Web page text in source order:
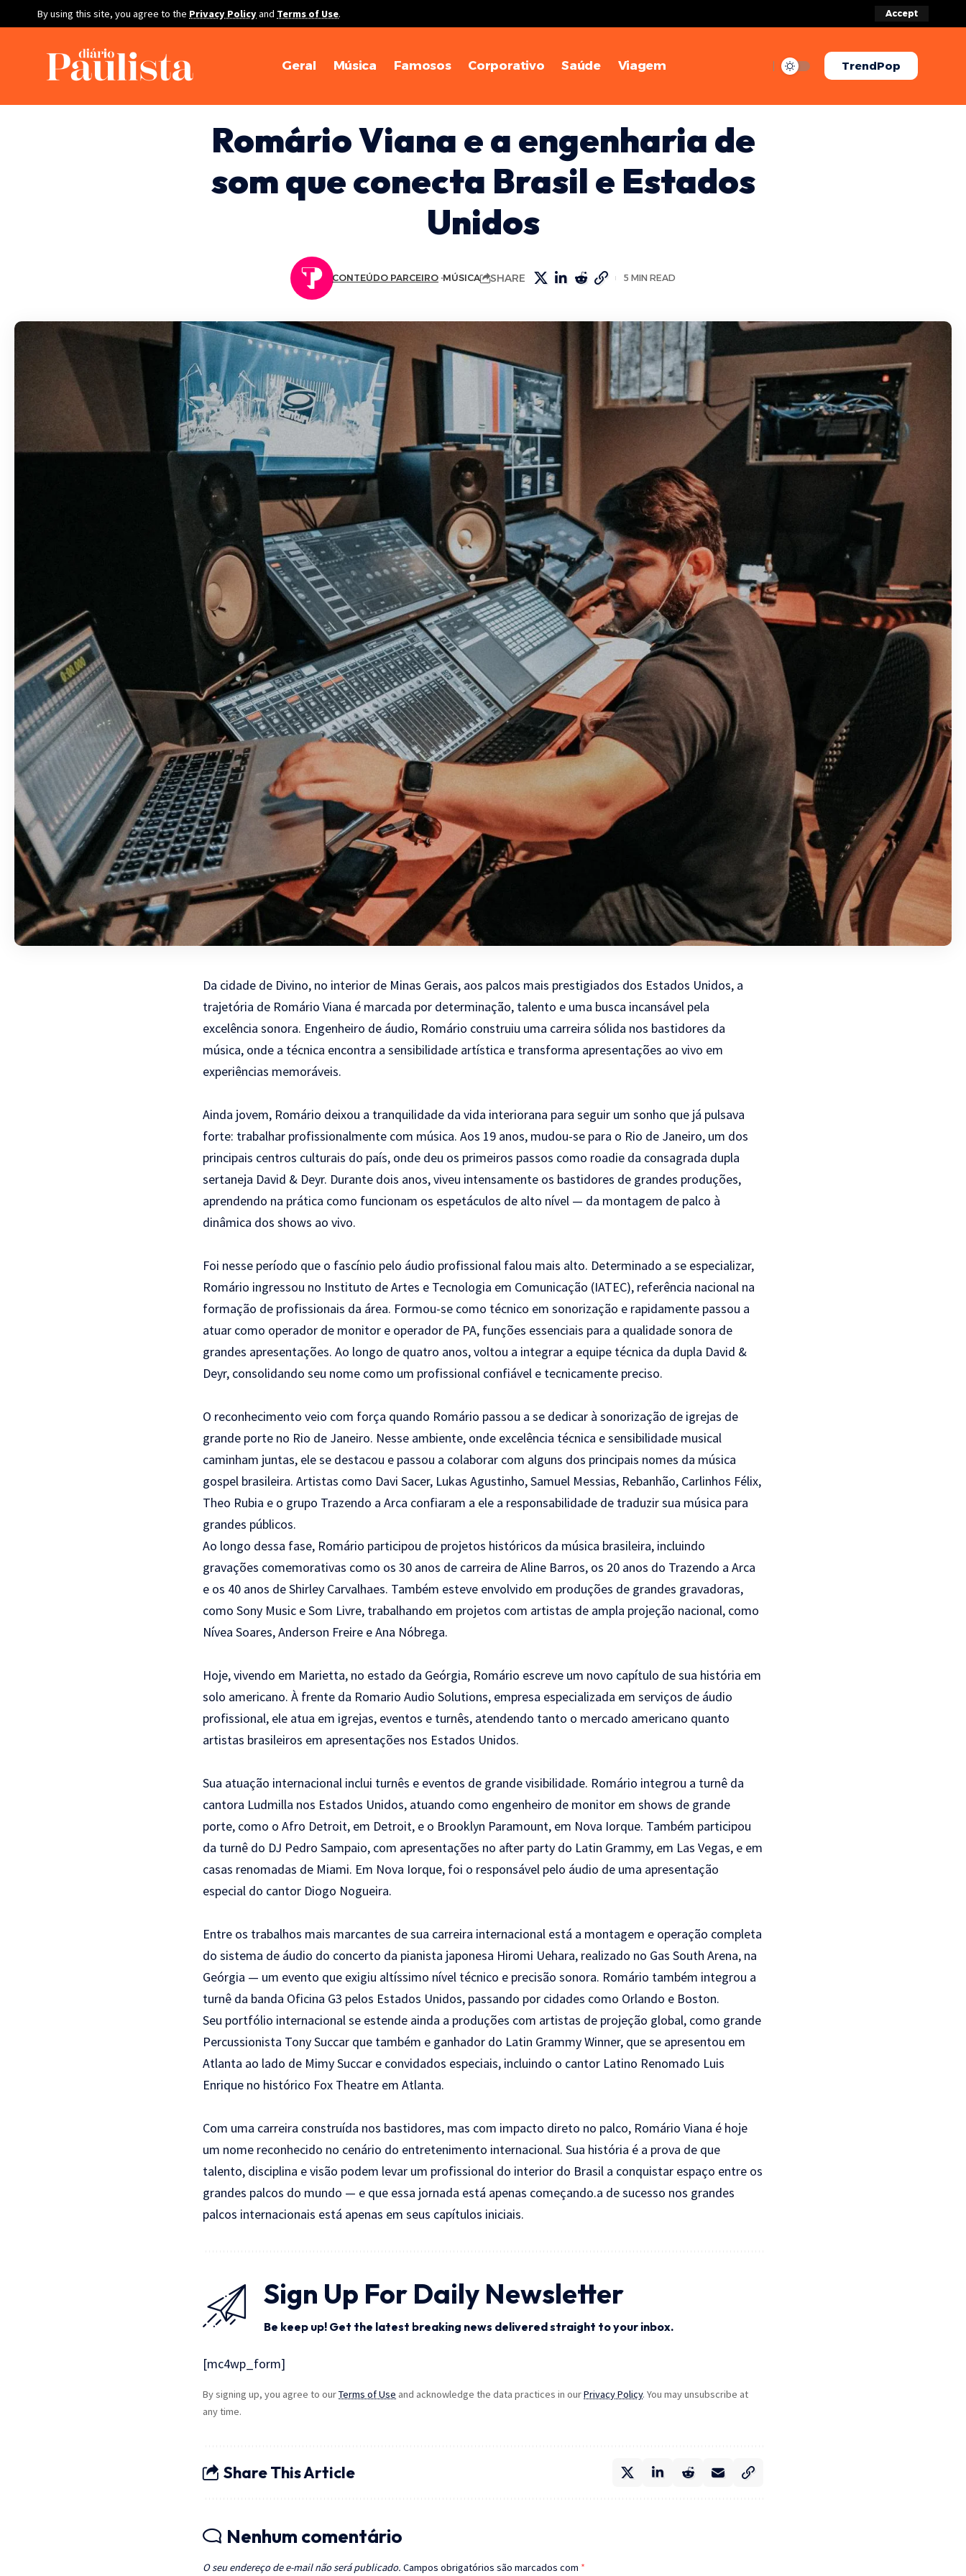
By using this site, you agree to the Privacy Policyand Terms of Use. Accept
Geral Música Famosos Corporativo Saúde Viagem TrendPop
Romário Viana e a engenharia de
som que conecta Brasil e Estados
Unidos
CONTEÚDO PARCEIRO MÚSICA SHARE 5 MIN READ
Da cidade de Divino, no interior de Minas Gerais, aos palcos mais prestigiados dos Estados Unidos, a
trajetória de Romário Viana é marcada por determinação, talento e uma busca incansável pela
excelência sonora. Engenheiro de áudio, Romário construiu uma carreira sólida nos bastidores da
música, onde a técnica encontra a sensibilidade artística e transforma apresentações ao vivo em
experiências memoráveis.
Ainda jovem, Romário deixou a tranquilidade da vida interiorana para seguir um sonho que já pulsava
forte: trabalhar profissionalmente com música. Aos 19 anos, mudou-se para o Rio de Janeiro, um dos
principais centros culturais do país, onde deu os primeiros passos como roadie da consagrada dupla
sertaneja David & Deyr. Durante dois anos, viveu intensamente os bastidores de grandes produções,
aprendendo na prática como funcionam os espetáculos de alto nível — da montagem de palco à
dinâmica dos shows ao vivo.
Foi nesse período que o fascínio pelo áudio profissional falou mais alto. Determinado a se especializar,
Romário ingressou no Instituto de Artes e Tecnologia em Comunicação (IATEC), referência nacional na
formação de profissionais da área. Formou-se como técnico em sonorização e rapidamente passou a
atuar como operador de monitor e operador de PA, funções essenciais para a qualidade sonora de
grandes apresentações. Ao longo de quatro anos, voltou a integrar a equipe técnica da dupla David &
Deyr, consolidando seu nome como um profissional confiável e tecnicamente preciso.
O reconhecimento veio com força quando Romário passou a se dedicar à sonorização de igrejas de
grande porte no Rio de Janeiro. Nesse ambiente, onde excelência técnica e sensibilidade musical
caminham juntas, ele se destacou e passou a colaborar com alguns dos principais nomes da música
gospel brasileira. Artistas como Davi Sacer, Lukas Agustinho, Samuel Messias, Rebanhão, Carlinhos Félix,
Theo Rubia e o grupo Trazendo a Arca confiaram a ele a responsabilidade de traduzir sua música para
grandes públicos.
Ao longo dessa fase, Romário participou de projetos históricos da música brasileira, incluindo
gravações comemorativas como os 30 anos de carreira de Aline Barros, os 20 anos do Trazendo a Arca
e os 40 anos de Shirley Carvalhaes. Também esteve envolvido em produções de grandes gravadoras,
como Sony Music e Som Livre, trabalhando em projetos com artistas de ampla projeção nacional, como
Nívea Soares, Anderson Freire e Ana Nóbrega.
Hoje, vivendo em Marietta, no estado da Geórgia, Romário escreve um novo capítulo de sua história em
solo americano. À frente da Romario Audio Solutions, empresa especializada em serviços de áudio
profissional, ele atua em igrejas, eventos e turnês, atendendo tanto o mercado americano quanto
artistas brasileiros em apresentações nos Estados Unidos.
Sua atuação internacional inclui turnês e eventos de grande visibilidade. Romário integrou a turnê da
cantora Ludmilla nos Estados Unidos, atuando como engenheiro de monitor em shows de grande
porte, como o Afro Detroit, em Detroit, e o Brooklyn Paramount, em Nova Iorque. Também participou
da turnê do DJ Pedro Sampaio, com apresentações no after party do Latin Grammy, em Las Vegas, e em
casas renomadas de Miami. Em Nova Iorque, foi o responsável pelo áudio de uma apresentação
especial do cantor Diogo Nogueira.
Entre os trabalhos mais marcantes de sua carreira internacional está a montagem e operação completa
do sistema de áudio do concerto da pianista japonesa Hiromi Uehara, realizado no Gas South Arena, na
Geórgia — um evento que exigiu altíssimo nível técnico e precisão sonora. Romário também integrou a
turnê da banda Oficina G3 pelos Estados Unidos, passando por cidades como Orlando e Boston.
Seu portfólio internacional se estende ainda a produções com artistas de projeção global, como grande
Percussionista Tony Succar que também e ganhador do Latin Grammy Winner, que se apresentou em
Atlanta ao lado de Mimy Succar e convidados especiais, incluindo o cantor Latino Renomado Luis
Enrique no histórico Fox Theatre em Atlanta.
Com uma carreira construída nos bastidores, mas com impacto direto no palco, Romário Viana é hoje
um nome reconhecido no cenário do entretenimento internacional. Sua história é a prova de que
talento, disciplina e visão podem levar um profissional do interior do Brasil a conquistar espaço entre os
grandes palcos do mundo — e que essa jornada está apenas começando.a de sucesso nos grandes
palcos internacionais está apenas em seus capítulos iniciais.
Sign Up For Daily Newsletter
Be keep up! Get the latest breaking news delivered straight to your inbox.
[mc4wp_form]
By signing up, you agree to ourTerms of Use and acknowledge the data practices in ourPrivacy Policy. You may unsubscribe at
any time.
Share This Article
Nenhum comentário
O seu endereço de e-mail não será publicado. Campos obrigatórios são marcados com *